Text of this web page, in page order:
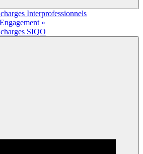
Interprofessionnels
»
SIQO